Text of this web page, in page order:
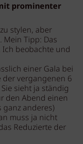
prominenter
stylen, aber
Tipp: Das
beobachte und
einer Gala bei
vergangenen 6
sieht ja ständig
den Abend einen
ganz anderes)
muss ja nicht
Reduzierte der